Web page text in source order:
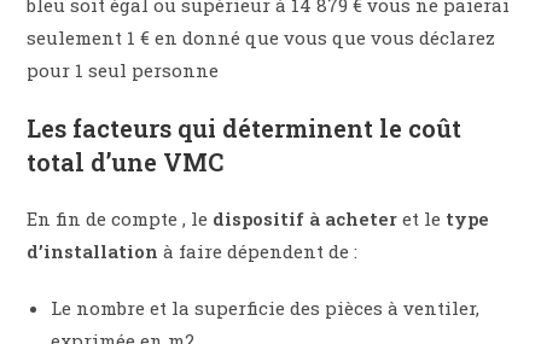
seulement 1 € en donné que vous que vous déclarez
pour 1 seul personne
Les facteurs qui déterminent le coût
total d’une VMC
En fin de compte , le dispositif à acheter et le type
d’installation à faire dépendent de :
Le nombre et la superficie des pièces à ventiler,